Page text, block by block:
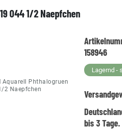
044 1/2 Naepfchen
Aquarell Phthalogruen
2 Naepfchen
158946
Lagernd -
bis 3 Tage.